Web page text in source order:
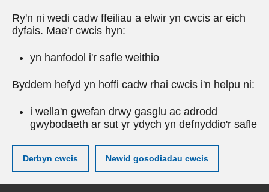
Ry'n ni wedi cadw ffeiliau a elwir yn cwcis ar eich
dyfais. Mae'r cwcis hyn:
yn hanfodol i'r safle weithio
Byddem hefyd yn hoffi cadw rhai cwcis i'n helpu ni:
i wella'n gwefan drwy gasglu ac adrodd
gwybodaeth ar sut yr ydych yn defnyddio'r safle
Derbyn cwcis Newid gosodiadau cwcis